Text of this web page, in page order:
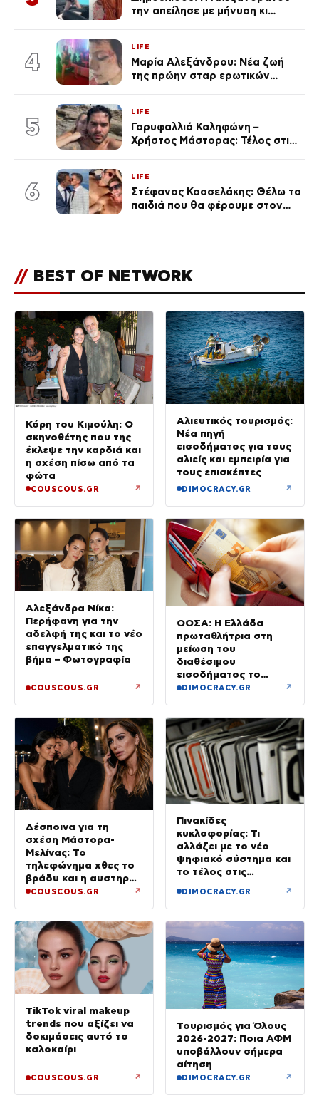
την απείλησε με μήνυση κι
ποια είσαι σοκαρίστικα»
4
LIFE
Μαρία Αλεξάνδρου: Νέα ζωή
της πρώην σταρ ερωτικών
(Φωτογραφίες)
5
LIFE
Γαρυφαλλιά Καληφώνη –
Χρήστος Μάστορας: Τέλος στις
6
LIFE
Στέφανος Κασσελάκης: Θέλω τα
παιδιά που θα φέρουμε στον
// BEST OF NETWORK
Κόρη του Κιμούλη: Ο
σκηνοθέτης που της
έκλεψε την καρδιά και
η σχέση πίσω από τα
φώτα
COUSCOUS.GR ↗
Αλιευτικός τουρισμός:
Νέα πηγή
εισοδήματος για τους
αλιείς και εμπειρία για
τους επισκέπτες
DIMOCRACY.GR ↗
Αλεξάνδρα Νίκα:
Περήφανη για την
αδελφή της και το νέο
επαγγελματικό της
βήμα – Φωτογραφία
COUSCOUS.GR ↗
ΟΟΣΑ: Η Ελλάδα
πρωταθλήτρια στη
μείωση του
διαθέσιμου
εισοδήματος το
πρώτο τρίμηνο του
DIMOCRACY.GR ↗
Δέσποινα για τη
σχέση Μάστορα-
Μελίνας: Το
τηλεφώνημα χθες το
βράδυ και η αυστηρή
προειδοποίηση
COUSCOUS.GR ↗
Πινακίδες
κυκλοφορίας: Τι
αλλάζει με το νέο
ψηφιακό σύστημα και
το τέλος στις
DIMOCRACY.GR ↗
TikTok viral makeup
trends που αξίζει να
δοκιμάσεις αυτό το
καλοκαίρι
COUSCOUS.GR ↗
Τουρισμός για Όλους
2026-2027: Ποια ΑΦΜ
υποβάλλουν σήμερα
αίτηση
DIMOCRACY.GR ↗